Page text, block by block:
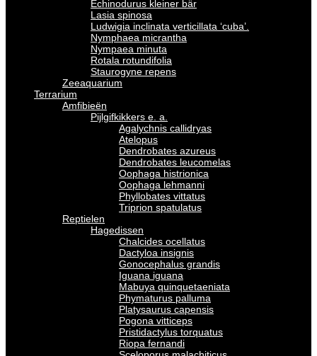
Echinodurus kleiner bär
Lasia spinosa
Ludwigia inclinata verticillata ‘cuba’.
Nymphaea micrantha
Nympaea minuta
Rotala rotundifolia
Staurogyne repens
Zeeaquarium
Terrarium
Amfibieën
Pijlgifkikkers e. a.
Agalychnis callidryas
Atelopus
Dendrobates azureus
Dendrobates leucomelas
Oophaga histrionica
Oophaga lehmanni
Phyllobates vittatus
Triprion spatulatus
Reptielen
Hagedissen
Chalcides ocellatus
Dactyloa insignis
Gonocephalus grandis
Iguana iguana
Mabuya quinquetaeniata
Phymaturus palluma
Platysaurus capensis
Pogona vitticeps
Pristidactylus torquatus
Riopa fernandi